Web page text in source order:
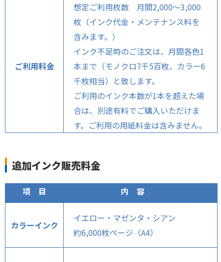
ご利用料金
想定ご利用枚数 月間2,000～3,000
枚（インク代金・メンテナンス料を
含みます。）
インク不足時のご注文は、月間各色1
本まで（モノクロ7千5百枚、カラー6
千枚相当）と致します。
ご利用のインク本数が1本を超えた場
合は、別途有料でご購入いただけま
す。ご利用の用紙料金は含みません。
追加インク販売料金
項 目 内 容
カラーインク
イエロー・マゼンタ・シアン
約6,000枚ページ（A4）